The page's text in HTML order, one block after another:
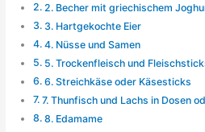
2. Becher mit griechischem
3. Hartgekochte Eier
4. Nüsse und Samen
5. Trockenfleisch und
6. Streichkäse oder Käsesticks
7. Thunfisch und Lachs in Dosen
8. Edamame